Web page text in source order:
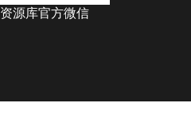
资源库官方微信